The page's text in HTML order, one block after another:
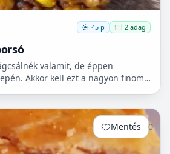
45 p 🍽️ 2 adag
valamit, de éppen
Akkor kell ezt a nagyon finom
Mentés 0